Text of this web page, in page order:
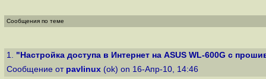
Сообщения по теме
1. "Настройка доступа в Интернет на ASUS WL-600G с
Сообщение от pavlinux (ok) on 16-Апр-10, 14:46